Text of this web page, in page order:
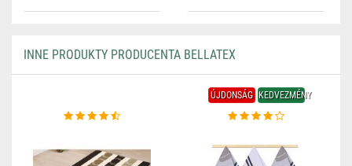
INNE PRODUKTY PRODUCENTA BELLATEX
ÚJDONSÁG KEDVEZMÉNY